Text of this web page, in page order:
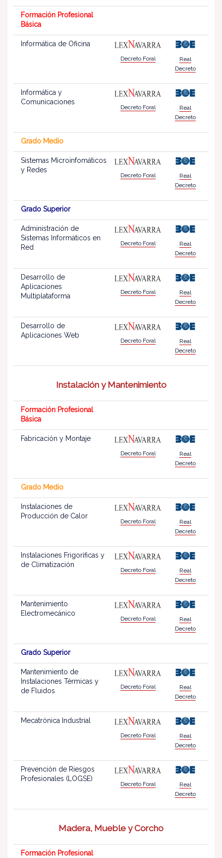
Formación Profesional
Básica
Informática de Oficina
Decreto Foral
Real
Decreto
Informática y
Comunicaciones
Decreto Foral
Real
Decreto
Grado Medio
Sistemas Microinfomáticos
y Redes
Decreto Foral
Real
Decreto
Grado Superior
Administración de
Sistemas Informáticos en
Red
Decreto Foral
Real
Decreto
Desarrollo de
Aplicaciones
Multiplataforma
Decreto Foral
Real
Decreto
Desarrollo de
Aplicaciones Web
Decreto Foral
Real
Decreto
Instalación y Mantenimiento
Formación Profesional
Básica
Fabricación y Montaje
Decreto Foral
Real
Decreto
Grado Medio
Instalaciones de
Producción de Calor
Decreto Foral
Real
Decreto
Instalaciones Frigoríficas y
de Climatización
Decreto Foral
Real
Decreto
Mantenimiento
Electromecánico
Decreto Foral
Real
Decreto
Grado Superior
Mantenimiento de
Instalaciones Térmicas y
de Fluidos
Decreto Foral
Real
Decreto
Mecatrónica Industrial
Decreto Foral
Real
Decreto
Prevención de Riesgos
Profesionales (LOGSE)
Decreto Foral
Real
Decreto
Madera, Mueble y Corcho
Formación Profesional